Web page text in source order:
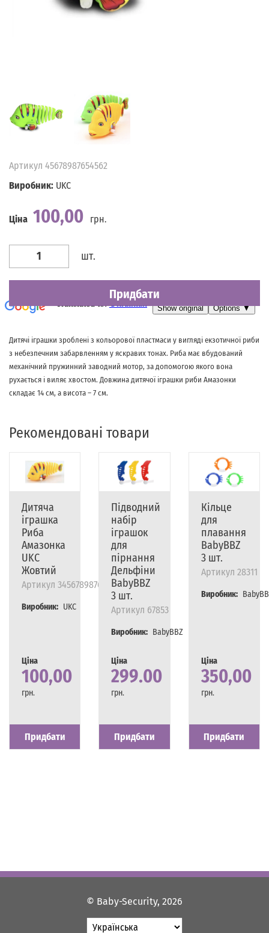
Артикул 45678987654562
Виробник: UKC
Ціна 100,00
грн.
шт.
Придбати
Дитячі іграшки зроблені з кольорової пластмаси у вигляді екзотичної риби
з небезпечним забарвленням у яскравих тонах. Риба має вбудований
механічний пружинний заводний мотор, за допомогою якого вона
рухається і виляє хвостом. Довжина дитячої іграшки риби Амазонки
складає 14 см, а висота – 7 см.
Рекомендовані товари
Дитяча
іграшка
Риба
Амазонка
UKC
Жовтий
Артикул 345678987654345
Виробник: UKC
Ціна
100,00
грн.
Наявність
Є в наявності
Придбати
Підводний
набір
іграшок
для
пірнання
Дельфіни
BabyBBZ
3 шт.
Артикул 67853
Виробник: BabyBBZ
Ціна
299.00
грн.
Наявність
Є в наявності
Придбати
Кільце
для
плавання
BabyBBZ
3 шт.
Артикул 28311
Виробник:
Ціна
350,00
грн.
Наявність
Є в наявності
Придбати
© Baby-Security, 2026